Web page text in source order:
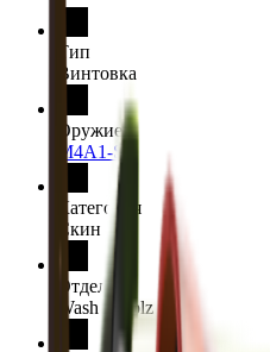
Тип
Винтовка
Оружие
M4A1-S
Категория
Скин
Отделка
Wash me plz